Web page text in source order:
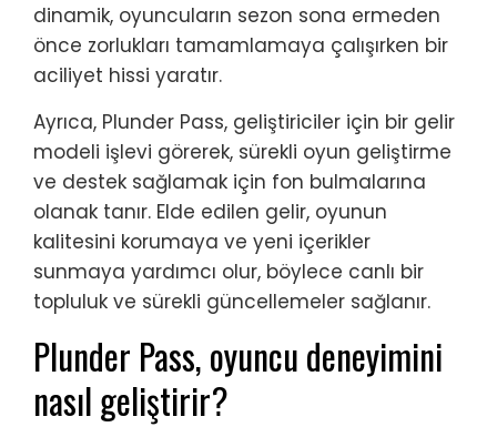
dinamik, oyuncuların sezon sona ermeden
önce zorlukları tamamlamaya çalışırken bir
aciliyet hissi yaratır.
Ayrıca, Plunder Pass, geliştiriciler için bir gelir
modeli işlevi görerek, sürekli oyun geliştirme
ve destek sağlamak için fon bulmalarına
olanak tanır. Elde edilen gelir, oyunun
kalitesini korumaya ve yeni içerikler
sunmaya yardımcı olur, böylece canlı bir
topluluk ve sürekli güncellemeler sağlanır.
Plunder Pass, oyuncu deneyimini
nasıl geliştirir?